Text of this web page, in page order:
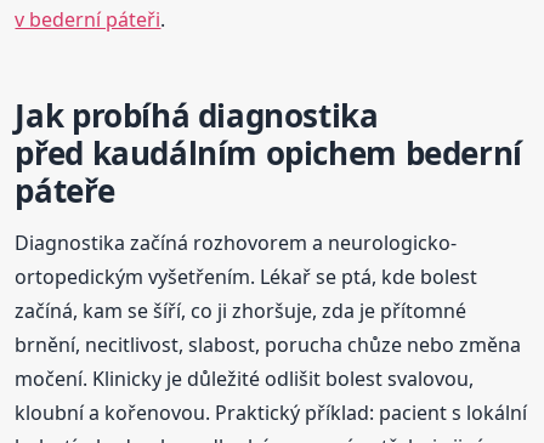
v bederní páteři.
Jak probíhá diagnostika
před kaudálním opichem bederní
páteře
Diagnostika začíná rozhovorem a neurologicko-
ortopedickým vyšetřením. Lékař se ptá, kde bolest
začíná, kam se šíří, co ji zhoršuje, zda je přítomné
brnění, necitlivost, slabost, porucha chůze nebo změna
močení. Klinicky je důležité odlišit bolest svalovou,
kloubní a kořenovou. Praktický příklad: pacient s lokální